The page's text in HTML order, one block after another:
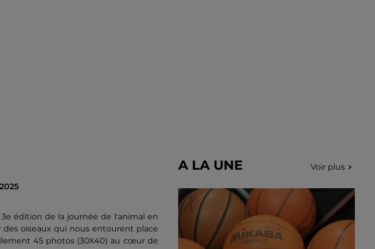
édition de la journée de l'animal en
des oiseaux qui nous entourent place
45 photos (30X40) au cœur de
A LA UNE Voir plus